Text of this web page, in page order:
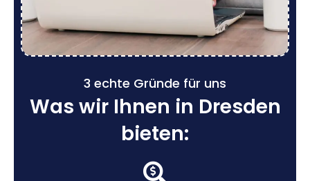
3 echte Gründe für uns
Was wir Ihnen in Dresden
bieten: